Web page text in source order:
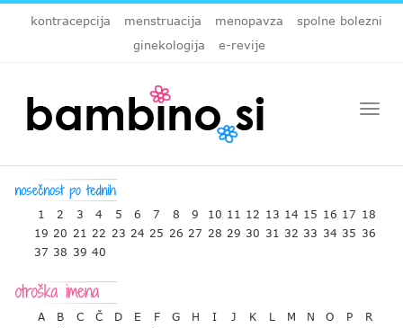
kontracepcija menstruacija menopavza
spolne bolezni
ginekologija
e-revije
1 2 3 4 5 6 7 8 9 10 11 12 13 14 15 16 17 18
19 20 21 22 23 24 25 26 27 28 29 30 31 32 33 34 35 36
37 38 39 40
A B C Č D E F G H I J K L M N O P
R